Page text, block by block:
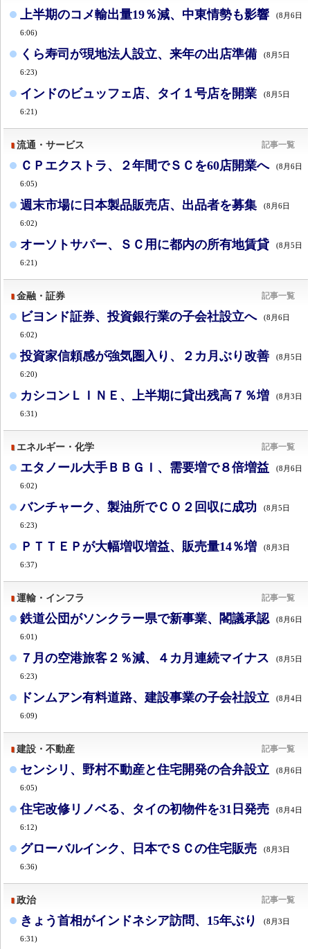
上半期のコメ輸出量19％減、中東情勢も影響 (8月6日
6:06)
くら寿司が現地法人設立、来年の出店準備 (8月5日
6:23)
インドのビュッフェ店、タイ１号店を開業 (8月5日
6:21)
流通・サービス 記事一覧
ＣＰエクストラ、２年間でＳＣを60店開業へ (8月6日
6:05)
週末市場に日本製品販売店、出品者を募集 (8月6日
6:02)
オーソトサパー、ＳＣ用に都内の所有地賃貸 (8月5日
6:21)
金融・証券 記事一覧
ビヨンド証券、投資銀行業の子会社設立へ (8月6日
6:02)
投資家信頼感が強気圏入り、２カ月ぶり改善 (8月5日
6:20)
カシコンＬＩＮＥ、上半期に貸出残高７％増 (8月3日
6:31)
エネルギー・化学 記事一覧
エタノール大手ＢＢＧＩ、需要増で８倍増益 (8月6日
6:02)
バンチャーク、製油所でＣＯ２回収に成功 (8月5日
6:23)
ＰＴＴＥＰが大幅増収増益、販売量14％増 (8月3日
6:37)
運輸・インフラ 記事一覧
鉄道公団がソンクラー県で新事業、閣議承認 (8月6日
6:01)
７月の空港旅客２％減、４カ月連続マイナス (8月5日
6:23)
ドンムアン有料道路、建設事業の子会社設立 (8月4日
6:09)
建設・不動産 記事一覧
センシリ、野村不動産と住宅開発の合弁設立 (8月6日
6:05)
住宅改修リノベる、タイの初物件を31日発売 (8月4日
6:12)
グローバルインク、日本でＳＣの住宅販売 (8月3日
6:36)
政治 記事一覧
きょう首相がインドネシア訪問、15年ぶり (8月3日
6:31)